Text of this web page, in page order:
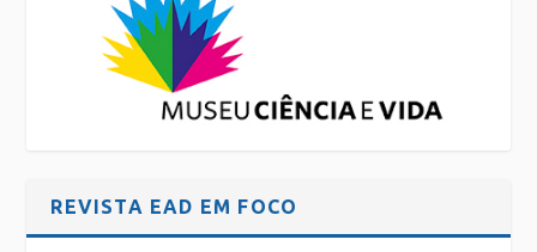
REVISTA EAD EM FOCO